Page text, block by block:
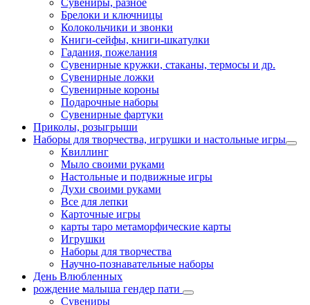
Брелоки и ключницы
Колокольчики и звонки
Книги-сейфы, книги-шкатулки
Гадания, пожелания
Сувенирные кружки, стаканы, термосы и др.
Сувенирные ложки
Сувенирные короны
Подарочные наборы
Сувенирные фартуки
Приколы, розыгрыши
Наборы для творчества, игрушки и настольные игры
Квиллинг
Мыло своими руками
Настольные и подвижные игры
Духи своими руками
Все для лепки
Карточные игры
карты таро метаморфические карты
Игрушки
Наборы для творчества
Научно-познавательные наборы
День Влюбленных
рождение малыша гендер пати
Сувениры